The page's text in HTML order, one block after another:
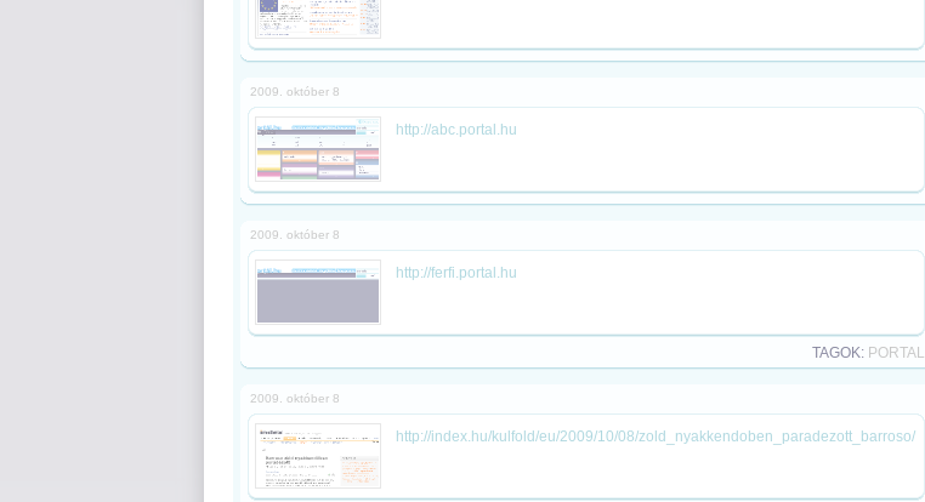
2009. október 8
http://abc.portal.hu
2009. október 8
http://ferfi.portal.hu
TAGOK: PORTAL
2009. október 8
http://index.hu/kulfold/eu/2009/10/08/zold_nyakkendoben_paradezott_barroso/